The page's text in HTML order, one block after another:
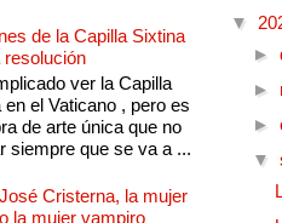
de la Capilla Sixtina
resolución
ver la Capilla
en el Vaticano , pero es
de arte única que no
siempre que se va a ...
Cristerna, la mujer
la mujer vampiro
▼
►
►
►
▼